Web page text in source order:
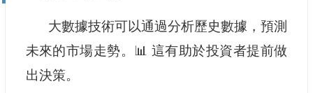
大數據技術可以通過分析歷史數據，預測
未來的市場走勢。📊 這有助於投資者提前做
出決策。